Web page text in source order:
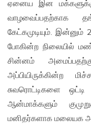
ஏனைய இன
வாழவைப்பதற்காக
கேட்கமுடியும். இன்னும்
போகின்ற நிலையில்
சின்னம்
அப்பியிருக்கின்ற
சுவரொட்டிகளை
ஆன்மாக்களும்
மனிதர்களாக மலையக